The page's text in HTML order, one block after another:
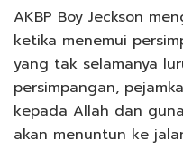
AKBP Boy Jeckson
ketika menemui
yang tak selamanya
persimpangan,
kepada Allah dan
akan menuntun ke